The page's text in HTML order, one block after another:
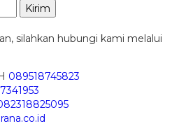
Kirim
silahkan hubungi kami melalui
089518745823